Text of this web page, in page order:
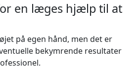
en læges hjælp til at
på egen hånd, men det er
bekymrende resultater